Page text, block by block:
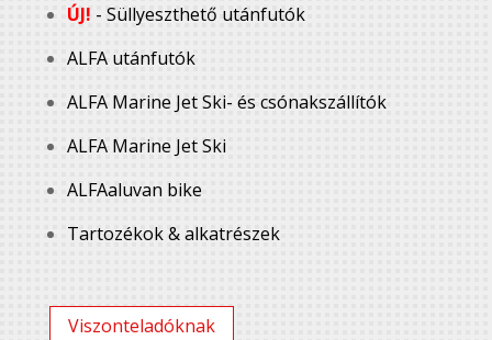
ÚJ! - Süllyeszthető utánfutók
ALFA utánfutók
ALFA Marine Jet Ski- és csónakszállítók
ALFA Marine Jet Ski
ALFAaluvan bike
Tartozékok & alkatrészek
Viszonteladóknak